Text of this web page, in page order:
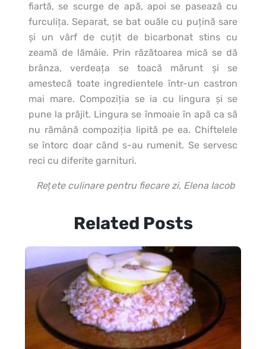
fiartă, se scurge de apă, apoi se pasează cu
furculiţa. Separat, se bat ouăle cu puţină sare
şi un vârf de cuţit de bicarbonat stins cu
zeamă de lămâie. Prin răzătoarea mică se dă
brânza, verdeaţa se toacă mărunt şi se
amestecă toate ingredientele într-un castron
mai mare. Compoziţia se ia cu lingura şi se
pune la prăjit. Lingura se înmoaie în apă ca să
nu rămână compoziţia lipită pe ea. Chiftelele
se întorc doar când s-au rumenit. Se servesc
reci cu diferite garnituri.
Rețete culinare pentru fiecare zi, Elena Iacob
Related Posts